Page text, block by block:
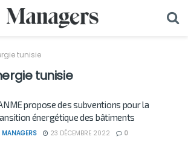
tunisie
tunisie
propose des subventions pour la
énergétique des bâtiments
MANAGERS 23 DÉCEMBRE 2022 0